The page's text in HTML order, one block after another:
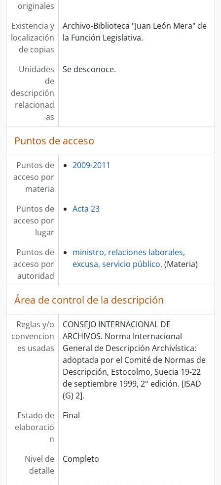
originales
Existencia y
localización
de copias
Archivo-Biblioteca "Juan León Mera" de
la Función Legislativa.
Unidades
de
descripción
relacionad
as
Se desconoce.
Puntos de acceso
Puntos de
acceso por
materia
2009-2011
Puntos de
acceso por
lugar
Acta 23
Puntos de
acceso por
autoridad
ministro, relaciones laborales,
excusa, servicio público. (Materia)
Área de control de la descripción
Reglas y/o
convencion
es usadas
CONSEJO INTERNACIONAL DE
ARCHIVOS. Norma Internacional
General de Descripción Archivística:
adoptada por el Comité de Normas de
Descripción, Estocolmo, Suecia 19-22
de septiembre 1999, 2° edición. [ISAD
(G) 2].
Estado de
elaboració
n
Final
Nivel de
detalle
Completo